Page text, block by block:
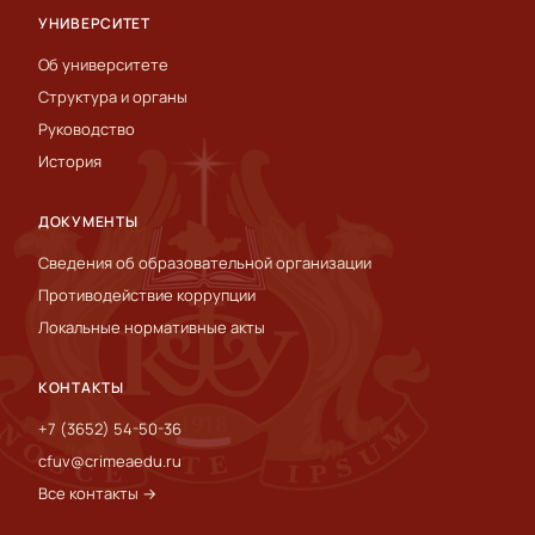
УНИВЕРСИТЕТ
Об университете
Структура и органы
Руководство
История
ДОКУМЕНТЫ
Сведения об образовательной организации
Противодействие коррупции
Локальные нормативные акты
КОНТАКТЫ
+7 (3652) 54-50-36
cfuv@crimeaedu.ru
Все контакты →